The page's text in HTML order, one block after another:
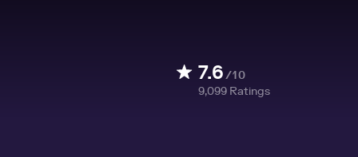
7.6/10
9,099 Ratings